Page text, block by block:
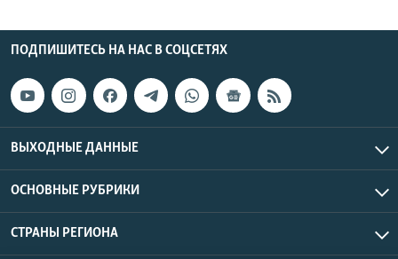
ПОДПИШИТЕСЬ НА НАС В СОЦСЕТЯХ
ВЫХОДНЫЕ ДАННЫЕ
ОСНОВНЫЕ РУБРИКИ
СТРАНЫ РЕГИОНА